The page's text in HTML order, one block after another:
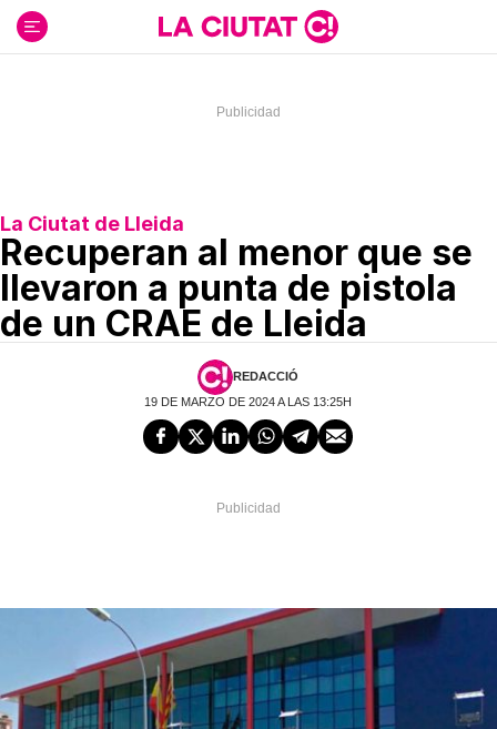
contenido
La Ciutat de Lleida
Recuperan al menor que se
llevaron a punta de pistola
de un CRAE de Lleida
REDACCIÓ
19 DE MARZO DE 2024 A LAS 13:25H